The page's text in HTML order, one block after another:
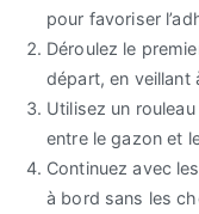
pour favoriser
Déroulez le
départ, en veillant
Utilisez un
entre le gazon et
Continuez avec
à bord sans les